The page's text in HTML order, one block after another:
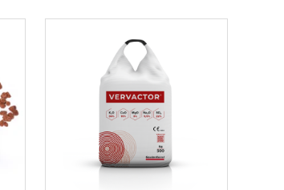
produkt
ma
wiele
wariantów.
Opcje
można
wybrać
na